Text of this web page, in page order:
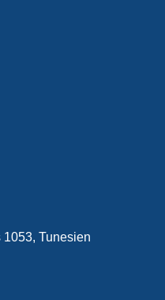
1053, Tunesien